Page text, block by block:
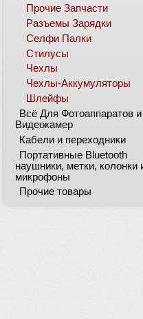
Прочие Запчасти
Разъемы Зарядки
Селфи Палки
Стилусы
Чехлы
Чехлы-Аккумуляторы
Шлейфы
Всё Для Фотоаппаратов и
Видеокамер
Кабели и переходники
Портативные Bluetooth
наушники, метки, колонки
микрофоны
Прочие товары